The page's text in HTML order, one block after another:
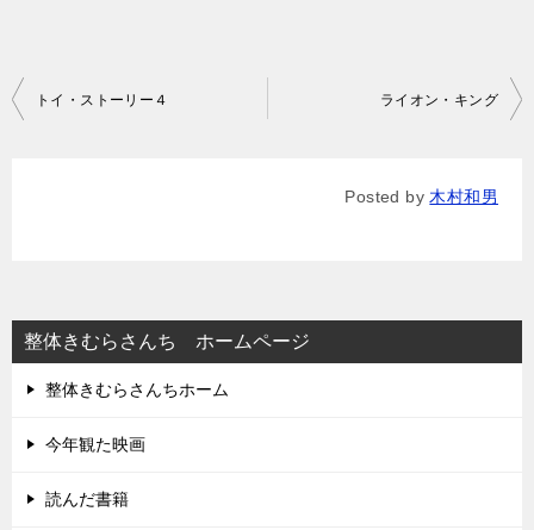
投
シ
ョ
ン
トイ・ストーリー４ ライオン・キング
Posted by 木村和男
整体きむらさんち ホームページ
整体きむらさんちホーム
今年観た映画
読んだ書籍